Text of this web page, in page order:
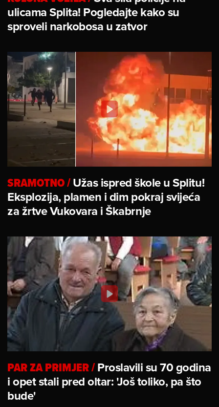
ulicama Splita! Pogledajte kako su
sproveli narkobosa u zatvor
SRAMOTNO/Užas ispred škole u Splitu!
Eksplozija, plamen i dim pokraj svijeća
za žrtve Vukovara i Škabrnje
PAR ZA PRIMJER/Proslavili su 70 godina
i opet stali pred oltar: 'Još toliko, pa što
bude'